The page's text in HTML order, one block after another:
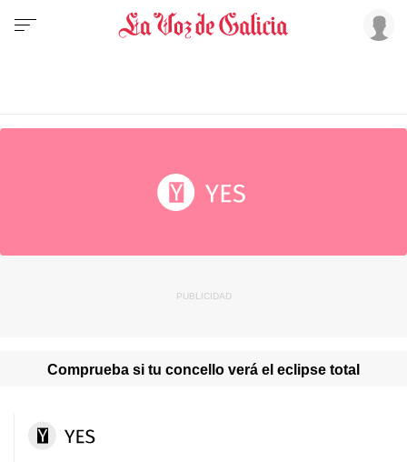
Comprueba si tu concello verá el eclipse total